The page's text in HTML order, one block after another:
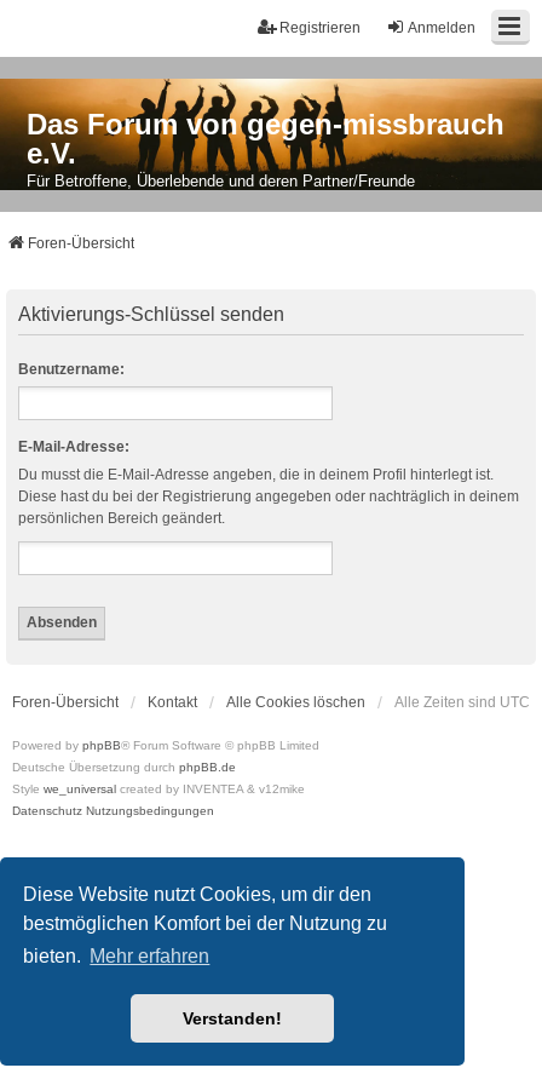
Diese Website nutzt Cookies, um dir den
bestmöglichen Komfort bei der Nutzung zu
bieten. Mehr erfahren
Verstanden!
Anmelden
Registrieren
Das Forum von gegen-missbrauch
e.V.
Für Betroffene, Überlebende und deren Partner/Freunde
Foren-Übersicht
Aktivierungs-Schlüssel senden
Benutzername:
E-Mail-Adresse:
Du musst die E-Mail-Adresse angeben, die in deinem Profil hinterlegt ist.
Diese hast du bei der Registrierung angegeben oder nachträglich in deinem
persönlichen Bereich geändert.
Foren-Übersicht Kontakt Alle Cookies löschen Alle Zeiten sind UTC
Powered by phpBB® Forum Software © phpBB Limited
Deutsche Übersetzung durch phpBB.de
Style we_universal created by INVENTEA & v12mike
Datenschutz Nutzungsbedingungen